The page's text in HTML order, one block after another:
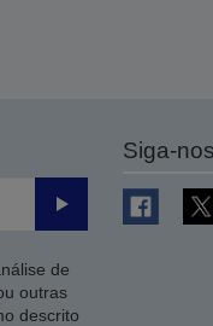
Enviar
de
outras
descrito
Siga-nos